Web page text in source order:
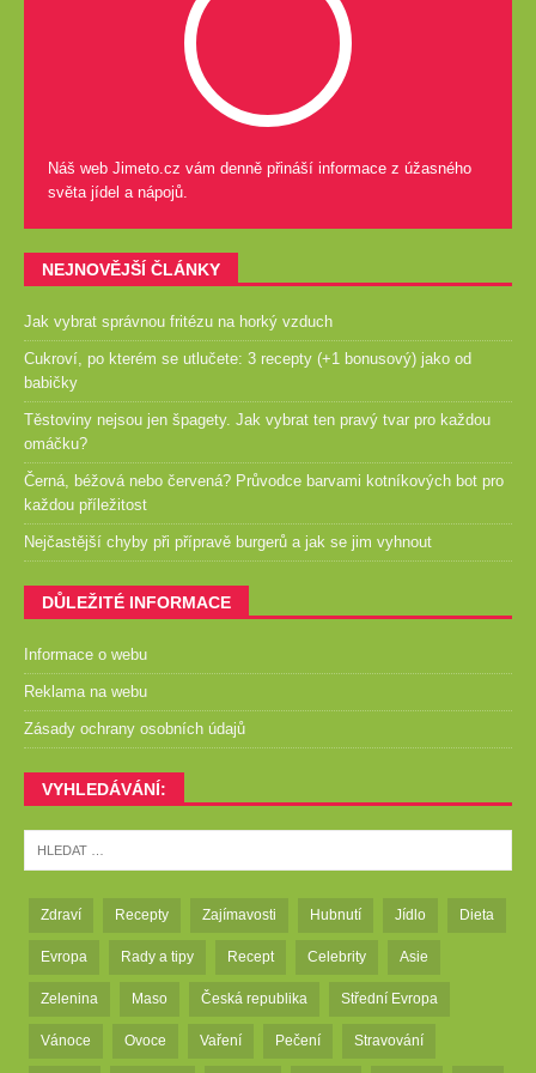
Náš web Jimeto.cz vám denně přináší informace z úžasného
světa jídel a nápojů.
NEJNOVĚJŠÍ ČLÁNKY
Jak vybrat správnou fritézu na horký vzduch
Cukroví, po kterém se utlučete: 3 recepty (+1 bonusový) jako od
babičky
Těstoviny nejsou jen špagety. Jak vybrat ten pravý tvar pro každou
omáčku?
Černá, béžová nebo červená? Průvodce barvami kotníkových bot pro
každou příležitost
Nejčastější chyby při přípravě burgerů a jak se jim vyhnout
DŮLEŽITÉ INFORMACE
Informace o webu
Reklama na webu
Zásady ochrany osobních údajů
VYHLEDÁVÁNÍ:
Zdraví Recepty Zajímavosti Hubnutí Jídlo Dieta
Evropa Rady a tipy Recept Celebrity Asie
Zelenina Maso Česká republika Střední Evropa
Vánoce Ovoce Vaření Pečení Stravování